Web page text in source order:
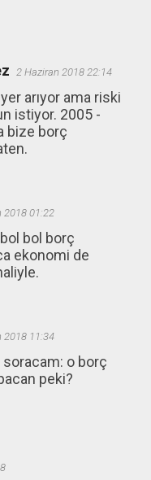
2 Haziran 2018 22:14
arıyor ama riski
istiyor. 2005 -
bize borç
2018 01:22
bol borç
ekonomi de
2018 11:34
o borç
peki?